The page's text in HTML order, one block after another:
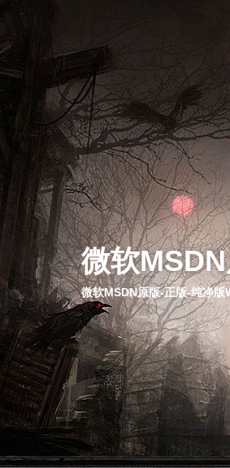
微软
微软MSDN原版-正版-纯净